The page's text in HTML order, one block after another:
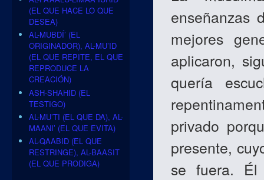
enseñanzas
mejores
aplicaron,
quería
privado
presente,
se fuera. Él
(EL QUE HACE LO QUE
DESEA)
AL-MUBDÍ’ (EL
ORIGINADOR), AL-MU’ID
(EL QUE REPITE, EL QUE
REPRODUCE LA
CREACIÓN)
ASH-SHAHID (EL
TESTIGO)
AL-MU’TI (EL QUE DA), AL-
MAANI’ (EL QUE EVITA)
AL-QAABID (EL QUE
RESTRINGE), AL-BAASIT
(EL QUE PRODIGA)